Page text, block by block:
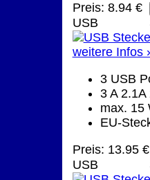
Preis: 8.94 €
USB
weitere Infos
3 USB
3 A 2.1A
max. 15
EU-
Preis: 13.95 €
USB